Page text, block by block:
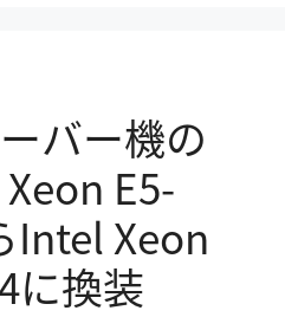
バー機の
E5-
Intel Xeon
に換装